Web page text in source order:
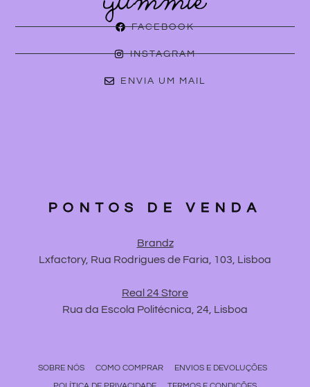
FACEBOOK
INSTAGRAM
ENVIA UM MAIL
PONTOS DE VENDA
Brandz
Lxfactory, Rua Rodrigues de Faria, 103, Lisboa
Real 24 Store
Rua da Escola Politécnica, 24, Lisboa
SOBRE NÓS COMO COMPRAR
ENVIOS E DEVOLUÇÕES